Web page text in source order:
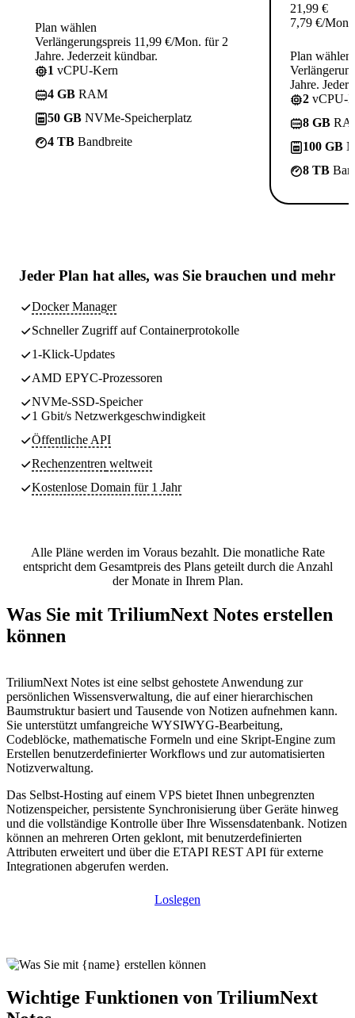
Plan wählen
Verlängerungspreis 11,99 €/Mon. für 2
Jahre. Jederzeit kündbar.
1 vCPU-Kern
4 GB RAM
50 GB NVMe-Speicherplatz
4 TB Bandbreite
21,99 €
7,79 €/Mon.
Plan wählen
Jahre.
2 vCPU-
8 GB
100 GB
8 TB
Jeder Plan hat alles, was Sie brauchen und mehr
Docker Manager
Schneller Zugriff auf Containerprotokolle
1-Klick-Updates
AMD EPYC-Prozessoren
NVMe-SSD-Speicher
1 Gbit/s Netzwerkgeschwindigkeit
Öffentliche API
Rechenzentren weltweit
Kostenlose Domain für 1 Jahr
Alle Pläne werden im Voraus bezahlt. Die monatliche Rate
entspricht dem Gesamtpreis des Plans geteilt durch die Anzahl
der Monate in Ihrem Plan.
Was Sie mit TriliumNext Notes erstellen
können
TriliumNext Notes ist eine selbst gehostete Anwendung zur
persönlichen Wissensverwaltung, die auf einer hierarchischen
Baumstruktur basiert und Tausende von Notizen aufnehmen kann.
Sie unterstützt umfangreiche WYSIWYG-Bearbeitung,
Codeblöcke, mathematische Formeln und eine Skript-Engine zum
Erstellen benutzerdefinierter Workflows und zur automatisierten
Notizverwaltung.
Das Selbst-Hosting auf einem VPS bietet Ihnen unbegrenzten
Notizenspeicher, persistente Synchronisierung über Geräte hinweg
und die vollständige Kontrolle über Ihre Wissensdatenbank. Notizen
können an mehreren Orten geklont, mit benutzerdefinierten
Attributen erweitert und über die ETAPI REST API für externe
Integrationen abgerufen werden.
Loslegen
Wichtige Funktionen von TriliumNext